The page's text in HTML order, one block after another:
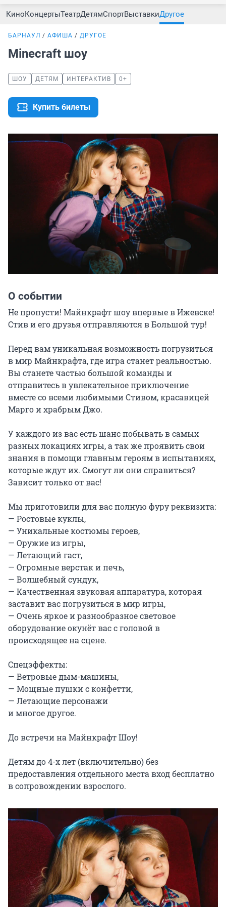
КиноКонцертыТеатрДетямСпортВыставкиДругое
БАРНАУЛ АФИША ДРУГОЕ
Minecraft шоу
ШОУ ДЕТЯМ ИНТЕРАКТИВ 0+
Купить билеты
О событии
Не пропусти! Майнкрафт шоу впервые в Ижевске!
Стив и его друзья отправляются в Большой тур!
Перед вам уникальная возможность погрузиться
в мир Майнкрафта, где игра станет реальностью.
Вы станете частью большой команды и
отправитесь в увлекательное приключение
вместе со всеми любимыми Стивом, красавицей
Марго и храбрым Джо.
У каждого из вас есть шанс побывать в самых
разных локациях игры, а так же проявить свои
знания в помощи главным героям в испытаниях,
которые ждут их. Смогут ли они справиться?
Зависит только от вас!
Мы приготовили для вас полную фуру реквизита:
— Ростовые куклы,
— Уникальные костюмы героев,
— Оружие из игры,
— Летающий гаст,
— Огромные верстак и печь,
— Волшебный сундук,
— Качественная звуковая аппаратура, которая
заставит вас погрузиться в мир игры,
— Очень яркое и разнообразное световое
оборудование окунёт вас с головой в
происходящее на сцене.
Спецэффекты:
— Ветровые дым-машины,
— Мощные пушки с конфетти,
— Летающие персонажи
и многое другое.
До встречи на Майнкрафт Шоу!
Детям до 4-х лет (включительно) без
предоставления отдельного места вход бесплатно
в сопровождении взрослого.